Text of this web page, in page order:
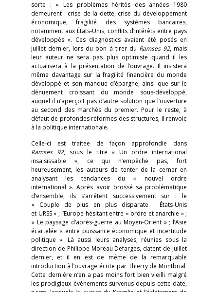
sorte : « Les problèmes hérités des années 1980
demeurent : crise de la dette, crise du développement
économique, fragilité des systèmes bancaires,
notamment aux États-Unis, conflits d’intérêts entre pays
développés ». Ces diagnostics avaient été posés en
juillet dernier, lors du bon à tirer du Ramses 92, mais
leur auteur ne sera pas plus optimiste quand il les
actualisera à la présentation de l’ouvrage. Il insistera
même davantage sur la fragilité financière du monde
développé et son manque d’épargne, ainsi que sur le
dénuement croissant du monde sous-développé,
auquel il n’aperçoit pas d’autre solution que l’ouverture
au second des marchés du premier. Pour le reste, à
défaut de profondes réformes des structures, il renvoie
à la politique internationale.
Celle-ci est traitée de façon approfondie dans
Ramses 92, sous le titre « Un ordre international
insaisissable », ce qui n’empêche pas, fort
heureusement, les auteurs de tenter de la cerner en
analysant les tendances du « nouvel ordre
international ». Après avoir brossé sa problématique
d’ensemble, ils s’arrêtent successivement sur : le
« Couple de plus en plus disparate : États-Unis
et URSS » ; l’Europe hésitant entre « ordre et anarchie » ;
« Le paysage d’après-guerre au Moyen-Orient » ; l’Asie
écartelée « entre puissance économique et incertitude
politique ». Là aussi leurs analyses, réunies sous la
direction de Philippe Moreau Defarges, datent de juillet
dernier, et il en est de même de la remarquable
introduction à l’ouvrage écrite par Thierry de Montbrial.
Cette dernière n’en a pas moins fort bien vieilli malgré
les prodigieux événements survenus depuis cette date,